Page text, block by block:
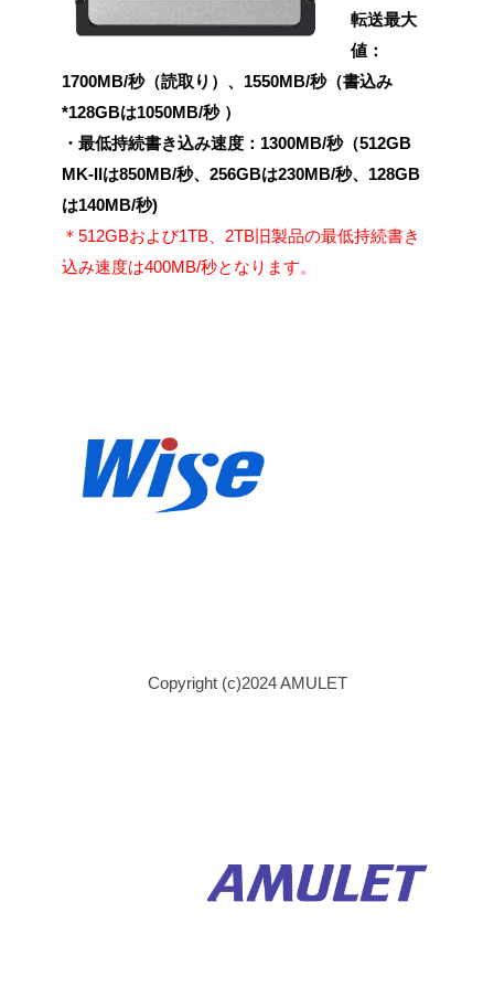
転送最大
値：
1700MB/秒（読取り）、1550MB/秒（書込み
*128GBは1050MB/秒 ）
・最低持続書き込み速度：1300MB/秒（512GB
MK-IIは850MB/秒、256GBは230MB/秒、128GB
は140MB/秒)
＊512GBおよび1TB、2TB旧製品の最低持続書き
込み速度は400MB/秒となります。
Copyright (c)2024 AMULET